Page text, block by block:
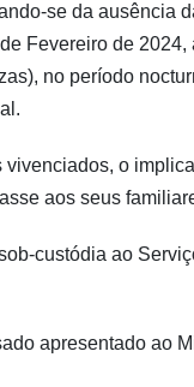
se da ausência
Fevereiro de
no período
o
aos seus
custódia ao
apresentado ao